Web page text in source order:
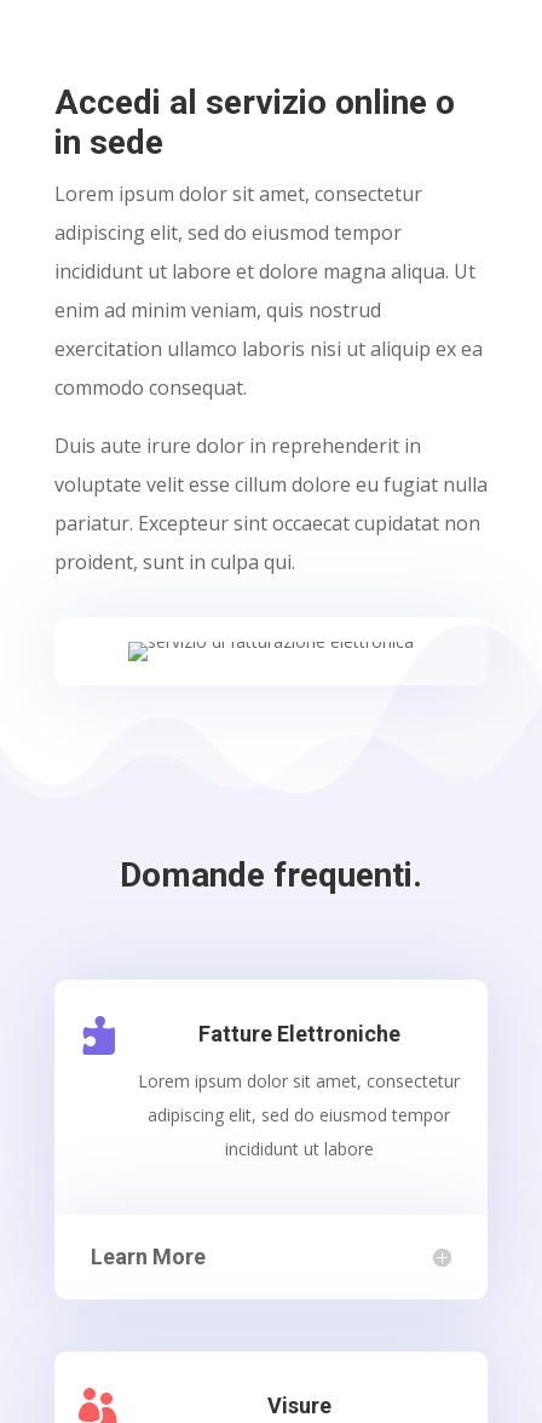
Accedi al servizio online o
in sede
Lorem ipsum dolor sit amet, consectetur
adipiscing elit, sed do eiusmod tempor
incididunt ut labore et dolore magna aliqua. Ut
enim ad minim veniam, quis nostrud
exercitation ullamco laboris nisi ut aliquip ex ea
commodo consequat.
Duis aute irure dolor in reprehenderit in
voluptate velit esse cillum dolore eu fugiat nulla
pariatur. Excepteur sint occaecat cupidatat non
proident, sunt in culpa qui.
Domande frequenti.
 Fatture Elettroniche
Lorem ipsum dolor sit amet, consectetur
adipiscing elit, sed do eiusmod tempor
incididunt ut labore
Learn More
 Visure